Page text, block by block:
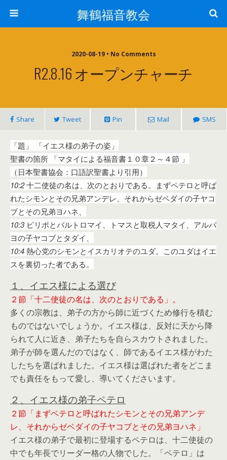
舞鶴福音教会
2020-08-19 • No Comments
R2.8.16 オープンチャーチ
Share Tweet Pin Mail SMS
「題」 「イエス様の弟子の姿」
聖書の箇所 「マタイによる福音書１０章２～４節 」
（日本聖書協会：口語訳聖書より引用）
10:2十二使徒の名は、次のとおりである。まずペテロと呼ば
れたシモンとその兄弟アンデレ、それからゼベダイの子ヤコ
ブとその兄弟ヨハネ、
10:3 ピリポとバルトロマイ、トマスと取税人マタイ、アルパ
ヨの子ヤコブとタダイ、
10:4熱心党のシモンとイスカリオテのユダ。このユダはイエ
スを裏切った者である。
１、イエス様による選び
２節「十二使徒の名は、次のとおりである」。
多くの宗教は、弟子の方から師に近づくため修行を積む
ものではないでしょうか。イエス様は、反対に天から降
られて人に近き、弟子たちを自らスカウトされました。
弟子が師を選んだのではなく、師であるイエス様がわた
したちを選ばれました。イエス様は選ばれた者をどこま
でも責任をもって愛し、導いてくださいます。
２、イエス様の弟子ペテロ
２節「まずペテロと呼ばれたシモンとその兄弟アンデ
レ、それからゼベダイの子ヤコブとその兄弟ヨハネ」
イエス様の弟子で最初に登場するペテロは、十二使徒の
中でも年長でリーダー格の人物でした。「ペテロ」は